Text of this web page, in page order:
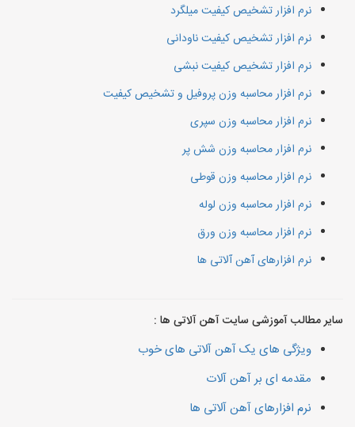
نرم افزار تشخیص کیفیت میلگرد
نرم افزار تشخیص کیفیت ناودانی
نرم افزار تشخیص کیفیت نبشی
نرم افزار محاسبه وزن پروفیل و تشخیص کیفیت
نرم افزار محاسبه وزن سپری
نرم افزار محاسبه وزن شش پر
نرم افزار محاسبه وزن قوطی
نرم افزار محاسبه وزن لوله
نرم افزار محاسبه وزن ورق
نرم افزارهای آهن آلاتی ها
سایر مطالب آموزشی سایت آهن آلاتی ها :
ویژگی های یک آهن آلاتی های خوب
مقدمه ای بر آهن آلات
نرم افزارهای آهن آلاتی ها